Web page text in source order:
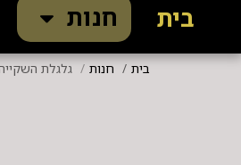
בית חנות
בית חנות גלגלת השקייה